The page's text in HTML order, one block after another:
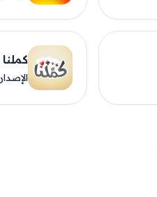
كملنا
الإصدار 3.9.0